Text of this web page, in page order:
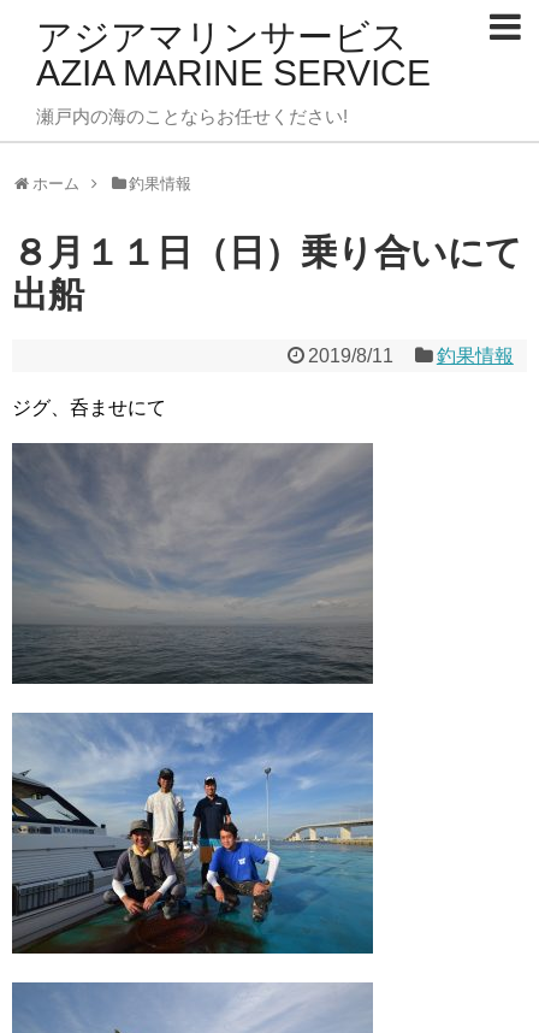
アジアマリンサービス
AZIA MARINE SERVICE
瀬戸内の海のことならお任せください!
ホーム 釣果情報
８月１１日（日）乗り合いにて
出船
2019/8/11 釣果情報
ジグ、呑ませにて